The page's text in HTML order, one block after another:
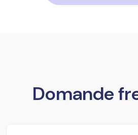
Domande